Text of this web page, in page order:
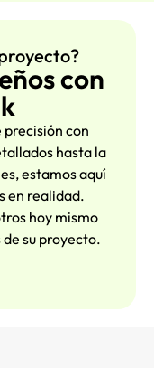
con
con
hasta la
estamos aquí
en realidad.
hoy mismo
su proyecto.